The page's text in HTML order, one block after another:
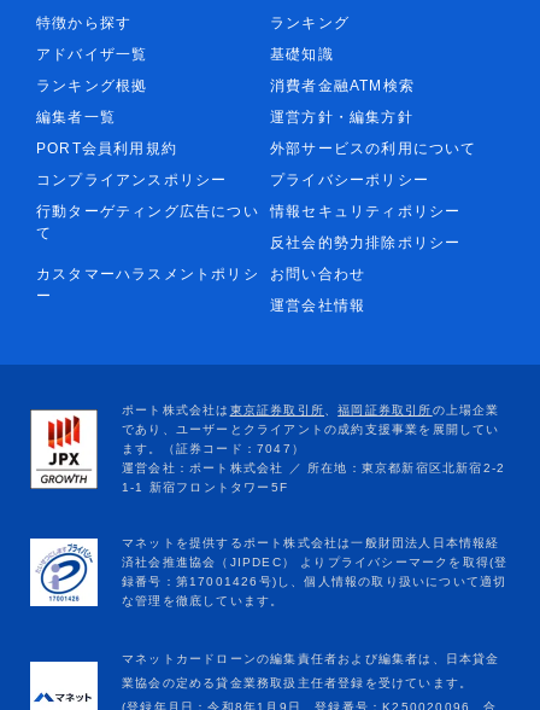
特徴から探す
ランキング
アドバイザ一覧
基礎知識
ランキング根拠
消費者金融ATM検索
編集者一覧
運営方針・編集方針
PORT会員利用規約
外部サービスの利用について
コンプライアンスポリシー
プライバシーポリシー
行動ターゲティング広告につい
て
情報セキュリティポリシー
反社会的勢力排除ポリシー
カスタマーハラスメントポリシ
ー
お問い合わせ
運営会社情報
マネットカードローンの編集責任者および編集者は、日本貸金
業協会の定める貸金業務取扱主任者登録を受けています。
(登録年月日：令和8年1月9日、登録番号：K250020096、合